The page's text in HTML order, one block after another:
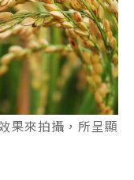
果來拍攝，所呈顯